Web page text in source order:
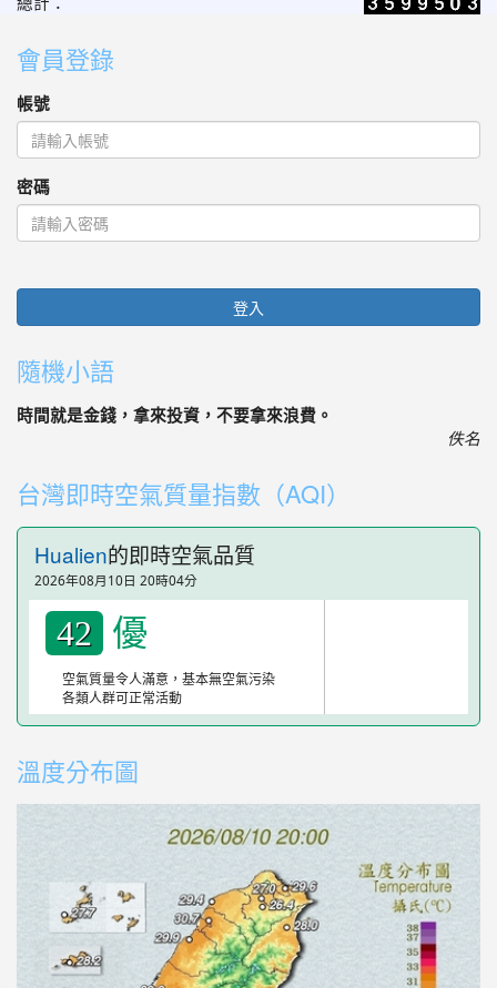
會員登錄
帳號
密碼
登入
隨機小語
時間就是金錢，拿來投資，不要拿來浪費。
佚名
台灣即時空氣質量指數（AQI）
Hualien的即時空氣品質
2026年08月10日 20時04分
42 優
空氣質量令人滿意，基本無空氣污染
各類人群可正常活動
溫度分布圖